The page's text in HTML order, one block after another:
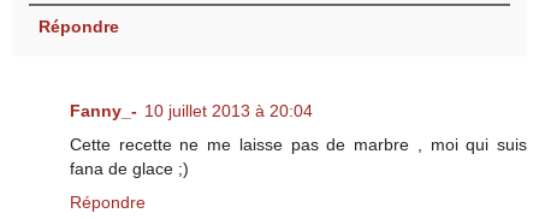
Répondre
Fanny_- 10 juillet 2013 à 20:04
Cette recette ne me laisse pas de marbre , moi qui suis
fana de glace ;)
Répondre